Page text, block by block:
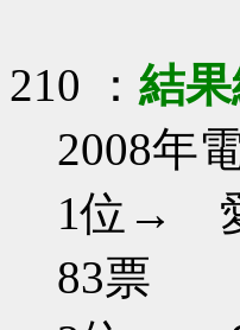
210 ： 結
2008年
1位
83票